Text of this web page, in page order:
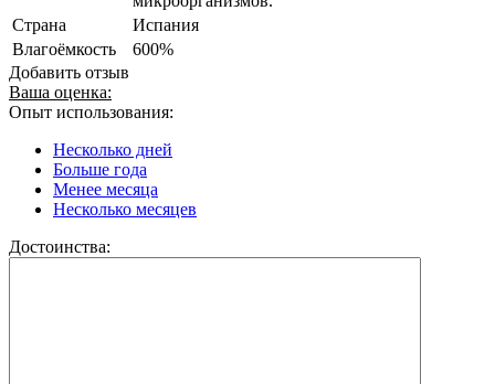
Страна
Испания
Влагоёмкость
600%
Добавить отзыв
Ваша оценка:
Опыт использования:
Несколько дней
Больше года
Менее месяца
Несколько месяцев
Достоинства: